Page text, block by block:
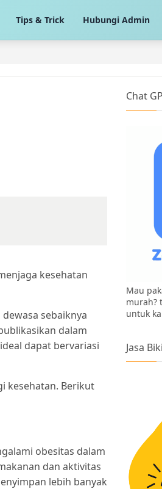
Tips & Trick Hubungi Admin
kesehatan
sebaiknya
dalam
dapat bervariasi
kesehatan. Berikut
obesitas dalam
dan aktivitas
lebih banyak
Chat
Mau
murah?
untuk
Jasa